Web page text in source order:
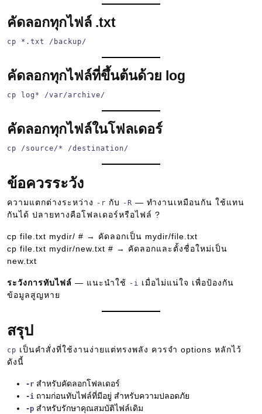
คัดลอกทุกไฟล์ .txt
cp *.txt /backup/
คัดลอกทุกไฟล์ที่ขึ้นต้นด้วย log
cp log* /var/archive/
คัดลอกทุกไฟล์ในโฟลเดอร์
cp /source/* /destination/
ข้อควรระวัง
ความแตกต่างระหว่าง -r กับ -R — ทำงานเหมือนกัน ใช้แทน
กันได้ ปลายทางคือโฟลเดอร์หรือไฟล์ ?
cp file.txt mydir/ # → คัดลอกเป็น mydir/file.txt
cp file.txt mydir/new.txt # → คัดลอกและตั้งชื่อใหม่เป็น
new.txt
ระวังการทับไฟล์ — แนะนำใช้ -i เมื่อไม่แน่ใจ เพื่อป้องกัน
ข้อมูลสูญหาย
สรุป
cp เป็นคำสั่งที่ใช้งานง่ายแต่ทรงพลัง ควรจำ options หลักไว้
ดังนี้
-r สำหรับคัดลอกโฟลเดอร์
-i ถามก่อนทับไฟล์ที่มีอยู่ สำหรับความปลอดภัย
-p สำหรับรักษาคุณสมบัติไฟล์เดิม